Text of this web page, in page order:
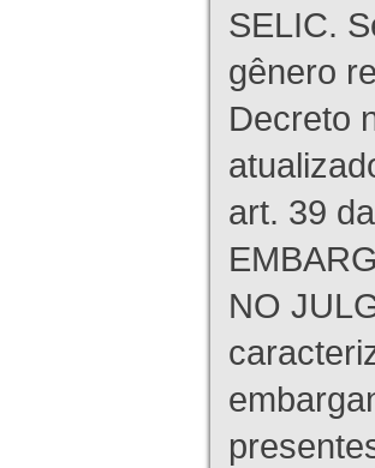
SELIC.
gênero
Decreto
art. 39
NO